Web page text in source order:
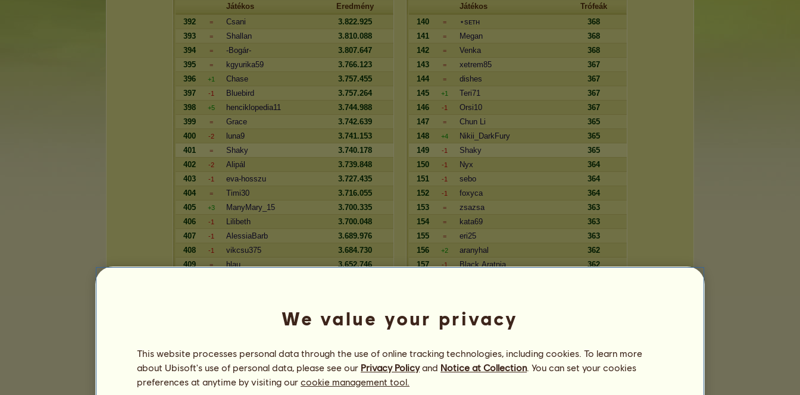
Játékos
Eredmény
392
= Csani
3.822.925
393
= Shallan
3.810.088
394
= -Bogár-
3.807.647
395
= kgyurika59
3.766.123
396
+1 Chase
3.757.455
397
-1 Bluebird
3.757.264
398
+5 henciklopedia11
3.744.988
399
= Grace
3.742.639
400
-2 luna9
3.741.153
401
= Shaky
3.740.178
402
-2 Alipál
3.739.848
403
-1 eva-hosszu
3.727.435
404
= Timi30
3.716.055
405
+3 ManyMary_15
3.700.335
406
-1 Lilibeth
3.700.048
407
-1 AlessiaBarb
3.689.976
408
-1 vikcsu375
3.684.730
409
= hlau
3.652.746
Játékos
Trófeák
140
= ⋆sᴇᴛʜ
368
141
= Megan
368
142
= Venka
368
143
= xetrem85
367
144
= dishes
367
145
+1 Teri71
367
146
-1 Orsi10
367
147
= Chun Li
365
148
+4 Nikii_DarkFury
365
149
-1 Shaky
365
150
-1 Nyx
364
151
-1 sebo
364
152
-1 foxyca
364
153
= zsazsa
363
154
= kata69
363
155
= eri25
363
156
+2 aranyhal
362
157
-1 Black Aratnia
362
329
kira_hanyecz
Szivárvány9
Tipike
22.730.931
Rangidő
1205
1.869
We value your privacy
This website processes personal data through the use of online tracking technologies, including cookies. To learn more
about Ubisoft's use of personal data, please see our Privacy Policyand Notice at Collection. You can set your cookies
preferences at anytime by visiting our cookie management tool.